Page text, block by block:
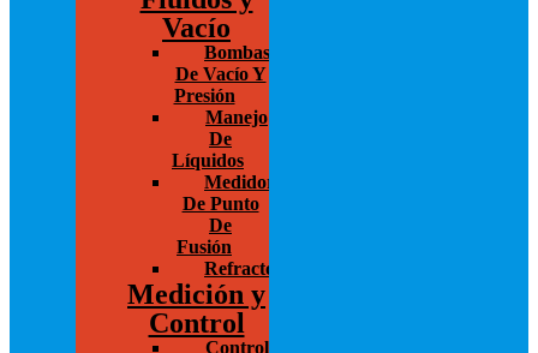
Vacío
Bombas
De Vacío Y
Presión
Manejo
De
Líquidos
Medidores
De Punto
De
Fusión
Refractómetro
Medición y
Control
Control